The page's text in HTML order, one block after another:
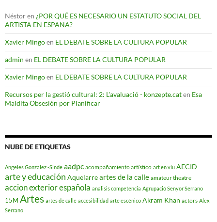
Néstoren ¿POR QUÉ ES NECESARIO UN ESTATUTO SOCIAL DEL
ARTISTA EN ESPAÑA?
Xavier Mingoen EL DEBATE SOBRE LA CULTURA POPULAR
admin en EL DEBATE SOBRE LA CULTURA POPULAR
Xavier Mingoen EL DEBATE SOBRE LA CULTURA POPULAR
Recursos per la gestió cultural: 2: L'avaluació - konzepte.caten Esa
Maldita Obsesión por Planificar
NUBE DE ETIQUETAS
Angeles Gonzalez -Sinde aadpc acompañamiento artístico art en viu AECID
arte y educación Aquelarreartes de la calle amateur theatre
accion exterior española analisis competencia Agrupació Senyor Serrano
15M Artes artes de calle accesibilidad arte escénico Akram Khan actors Alex
Serrano